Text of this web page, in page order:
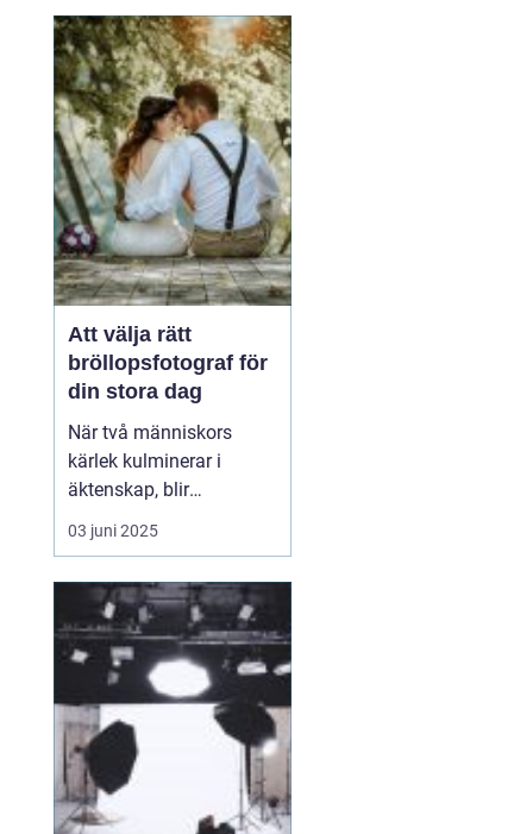
fotografins lins. I Umeå
finns det otaliga tillfällen
som är värda att f&o...
Att välja rätt
bröllopsfotograf för
din stora dag
När två människors
kärlek kulminerar i
äktenskap, blir
bröllopsdagen en av de
mest minnesvärda och
deras liv. Varje par
önskar att bevara dessa
ögonblick för att åte...
03 juni 2025